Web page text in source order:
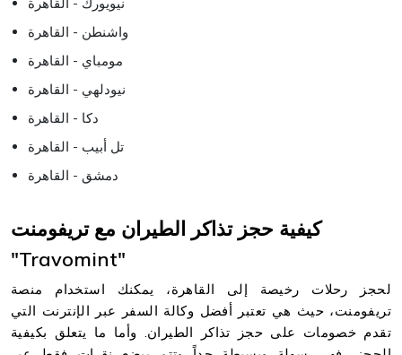
كيفية حجز تذاكر الطيران مع تريفومنت
"Travomint"
لحجز رحلات رخيصة إلى القاهرة، يمكنك استخدام منصة
تريفومنت، حيث هي تعتبر أفضل وكالة السفر عبر الإنترنت التي
تقدم خصومات على حجز تذاكر الطيران. وأما ما يتعلق بكيفية